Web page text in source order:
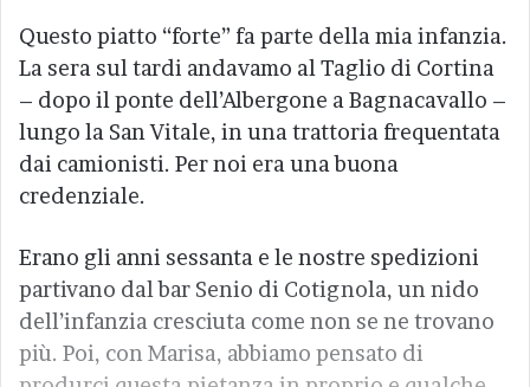
Questo piatto “forte” fa parte della mia infanzia.
La sera sul tardi andavamo al Taglio di Cortina
– dopo il ponte dell’Albergone a Bagnacavallo –
lungo la San Vitale, in una trattoria frequentata
dai camionisti. Per noi era una buona
credenziale.
Erano gli anni sessanta e le nostre spedizioni
partivano dal bar Senio di Cotignola, un nido
dell’infanzia cresciuta come non se ne trovano
più. Poi, con Marisa, abbiamo pensato di